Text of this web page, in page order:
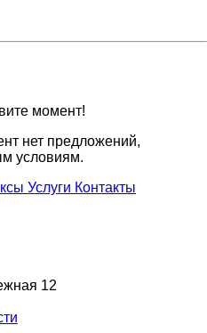
момент!
нет предложений,
условиям.
Услуги Контакты
12